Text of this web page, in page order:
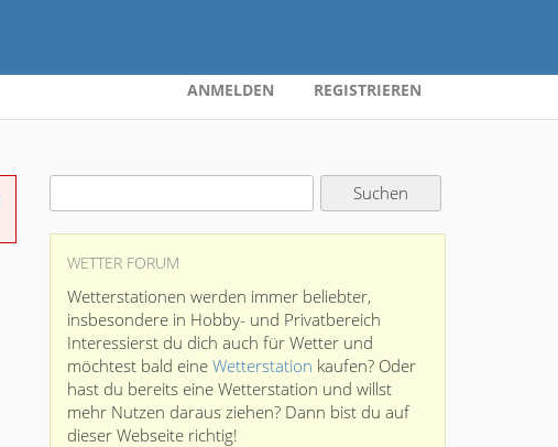
ANMELDEN REGISTRIEREN
WETTER FORUM
Wetterstationen werden immer beliebter,
insbesondere in Hobby- und Privatbereich
Interessierst du dich auch für Wetter und
möchtest bald eine Wetterstation kaufen? Oder
hast du bereits eine Wetterstation und willst
mehr Nutzen daraus ziehen? Dann bist du auf
dieser Webseite richtig!